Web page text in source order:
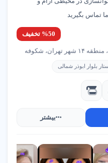
اصل بهار
صفایی
ویژه بانوان
تماس بگیرید
%50 تخفیف
شکوفه
بلوار ابوذر شمالی
بیشتر